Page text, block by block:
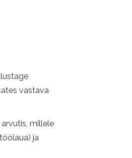
vastava
millele
ja